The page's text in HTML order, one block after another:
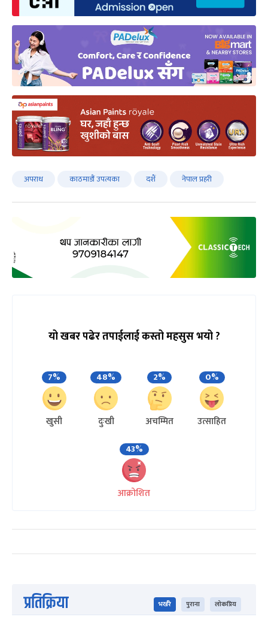
अपराध काठमाडौं उपत्यका दशैं नेपाल प्रहरी
यो खबर पढेर तपाईलाई कस्तो महसुस भयो ?
7%
खुसी
48%
दुःखी
2%
अचम्मित
0%
उत्साहित
43%
आक्रोशित
प्रतिक्रिया भर्खरै पुराना लोकप्रिय